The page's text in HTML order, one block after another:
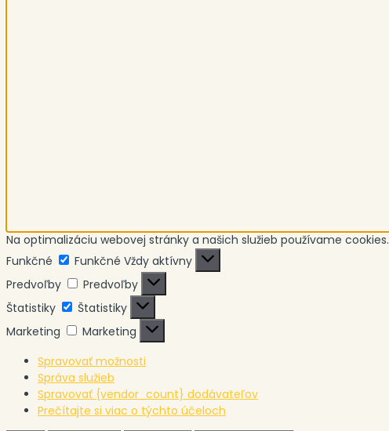
Na optimalizáciu webovej stránky a našich služieb používame cookies.
Funkčné
Funkčné Vždy aktívny
Predvoľby
Predvoľby
Štatistiky
Štatistiky
Marketing
Marketing
Spravovať možnosti
Správa služieb
Spravovať {vendor_count} dodávateľov
Prečítajte si viac o týchto účeloch